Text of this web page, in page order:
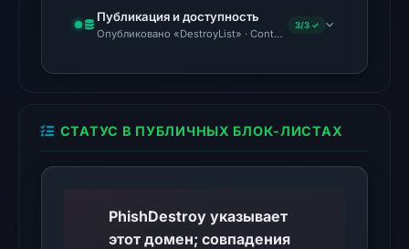
matches
(Polkadot,
Codeesura)
the
from
7,
2026
Публикация и доступность
Опубликовано «DestroyList» · Content Observed Unavailable
3/3 ✓
СТАТУС В ПУБЛИЧНЫХ БЛОК-ЛИСТАХ
PhishDestroy указывает
этот домен; совпадения